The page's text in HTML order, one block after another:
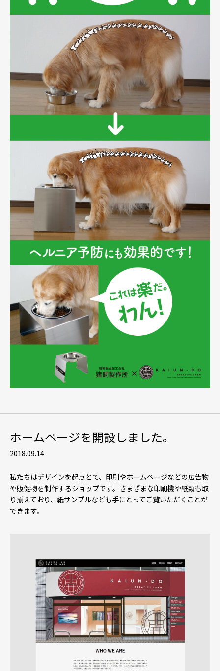
ホームページを開設しました。
2018.09.14
私たちはデザインを起点とて、印刷やホームページなどの広告物
や販促物を制作するショップです。さまざまな印刷機や紙類も取
り揃えており、紙サンプルなども手にとってご覧いただくことが
できます。